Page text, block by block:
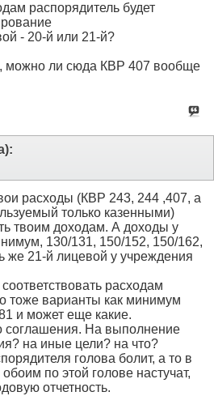
распорядитель будет
- 20-й или 21-й?
можно ли сюда КВР 407 вообще
расходы (КВР 243, 244 ,407, а
только казенными)
твоим доходам. А доходы у
130/131, 150/152, 150/162,
же 21-й лицевой у учреждения
расходам
тоже варианты как минимум
и может еще какие.
соглашения. На выполнение
на иные цели? на что?
голова болит, а то в
по этой голове настучат,
отчетность.